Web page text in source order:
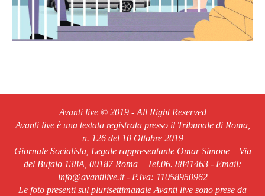
Avanti live © 2019 - All Right Reserved
Avanti live è una testata registrata presso il Tribunale di Roma,
n. 126 del 10 Ottobre 2019
Giornale Socialista, Legale rappresentante Omar Simone – Via
del Bufalo 138A, 00187 Roma – Tel.06. 8841463 - Email:
info@avantilive.it - P.Iva: 11058950962
Le foto presenti sul plurisettimanale Avanti live sono prese da